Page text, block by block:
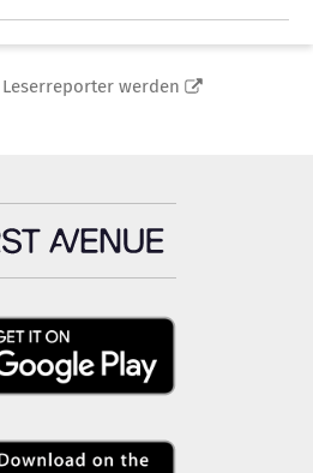
Leserreporter werden